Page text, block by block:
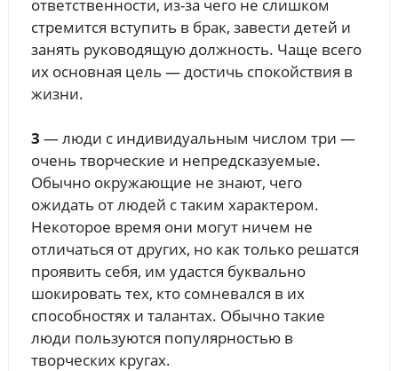
ответственности, из-за чего не слишком
стремится вступить в брак, завести детей и
занять руководящую должность. Чаще всего
их основная цель — достичь спокойствия в
жизни.
3 — люди с индивидуальным числом три —
очень творческие и непредсказуемые.
Обычно окружающие не знают, чего
ожидать от людей с таким характером.
Некоторое время они могут ничем не
отличаться от других, но как только решатся
проявить себя, им удастся буквально
шокировать тех, кто сомневался в их
способностях и талантах. Обычно такие
люди пользуются популярностью в
творческих кругах.